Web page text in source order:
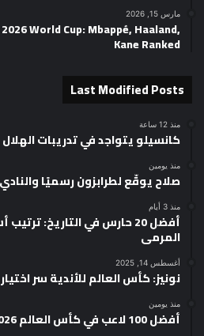
مارس 15, 2026
World Cup: Mbappé, Haaland,
Kane Ranked
Last Modified Posts
منذ 12 ساعة
كانسيلو يتواجد في تدريبات الهلال
منذ يومين
صلاح يوقّع لطرابزون رسميًا
منذ 3 أيام
أفضل 20 حارس في التاريخ:
المرمى
أغسطس 14, 2025
نونيز: كأس العالم للأندية سر
منذ يومين
أفضل 100 لاعب في كأس العالم 2026